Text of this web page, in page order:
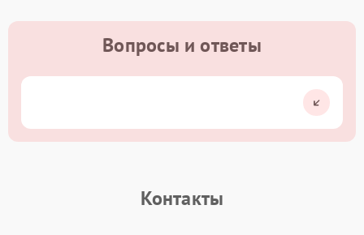
Вопросы и ответы
Контакты